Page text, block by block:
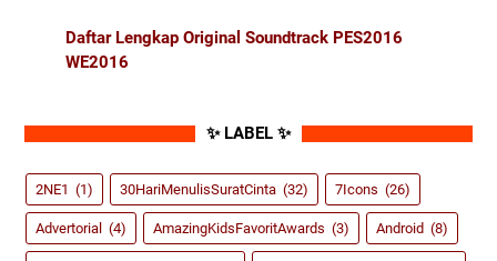
Daftar Lengkap Original Soundtrack PES2016
WE2016
✨ LABEL ✨
2NE1 (1) 30HariMenulisSuratCinta (32) 7Icons (26)
Advertorial (4) AmazingKidsFavoritAwards (3) Android (8)